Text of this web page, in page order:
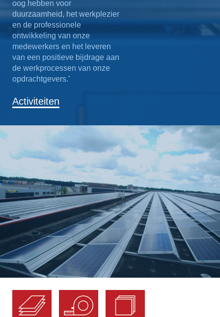
oog hebben voor
duurzaamheid, het werkplezier
en de professionele
ontwikkeling van onze
medewerkers en het leveren
van een positieve bijdrage aan
de werkprocessen van onze
opdrachtgevers.’
Activiteiten